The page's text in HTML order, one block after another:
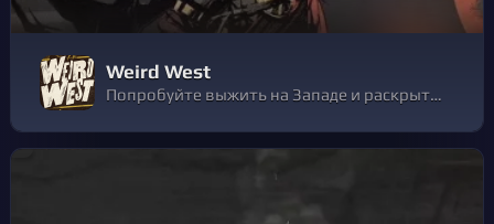
Weird West
Попробуйте выжить на Западе и раскрыть его тайны. Обратитесь к сплетению судеб необычных героев в захватывающем симуляторе от соавторов Dishonored и Prey.